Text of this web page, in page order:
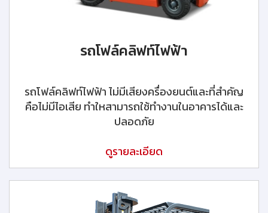
รถโฟล์คลิฟท์ไฟฟ้า
รถโฟล์คลิฟท์ไฟฟ้า ไม่มีเสียงครื่องยนต์และที่สำคัญ
คือไม่มีไอเสีย ทำใหสามารถใช้ทำงานในอาคารได้และ
ปลอดภัย
ดูรายละเอียด